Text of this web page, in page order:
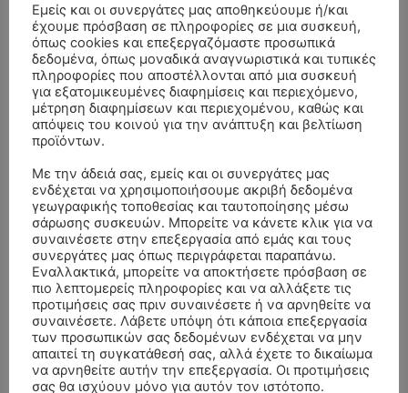
ΣΥΛΛΥΠΗΤΗΡΙΑ ΜΗΝΥΜΑΤΑ
ΠΑΝΑΓΙΩΤΗΣ IΩΑΚΕΙΜΙΔΗΣεπίΚΗΔΕΙΑ – ΔΕΥΤΕΡΑ 3/8/2026 –
ΣΠΥΡΙΔΟΥΛΑ Γ. ΣΕΪΤΑΝΙΔΟΥ ΕΤΩΝ 91
Αγγελική ΘωμουεπίΚΗΔΕΙΑ – ΔΕΥΤΕΡΑ 3/8/2026 – ΔΗΜΗΤΡΙΟΣ Σ.
Εμείς και οι συνεργάτες μας αποθηκεύουμε ή/και
έχουμε πρόσβαση σε πληροφορίες σε μια συσκευή,
όπως cookies και επεξεργαζόμαστε προσωπικά
δεδομένα, όπως μοναδικά αναγνωριστικά και τυπικές
πληροφορίες που αποστέλλονται από μια συσκευή
για εξατομικευμένες διαφημίσεις και περιεχόμενο,
μέτρηση διαφημίσεων και περιεχομένου, καθώς και
απόψεις του κοινού για την ανάπτυξη και βελτίωση
προϊόντων.
Με την άδειά σας, εμείς και οι συνεργάτες μας
ενδέχεται να χρησιμοποιήσουμε ακριβή δεδομένα
γεωγραφικής τοποθεσίας και ταυτοποίησης μέσω
σάρωσης συσκευών. Μπορείτε να κάνετε κλικ για να
συναινέσετε στην επεξεργασία από εμάς και τους
συνεργάτες μας όπως περιγράφεται παραπάνω.
Εναλλακτικά, μπορείτε να αποκτήσετε πρόσβαση σε
πιο λεπτομερείς πληροφορίες και να αλλάξετε τις
προτιμήσεις σας πριν συναινέσετε ή να αρνηθείτε να
συναινέσετε. Λάβετε υπόψη ότι κάποια επεξεργασία
των προσωπικών σας δεδομένων ενδέχεται να μην
απαιτεί τη συγκατάθεσή σας, αλλά έχετε το δικαίωμα
να αρνηθείτε αυτήν την επεξεργασία. Οι προτιμήσεις
σας θα ισχύουν μόνο για αυτόν τον ιστότοπο.